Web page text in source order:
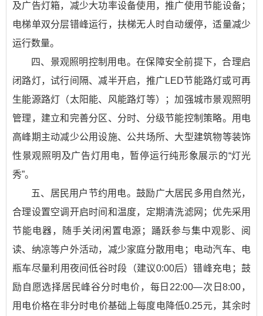
及广告灯箱，减少大功率设备使用，推广使用节能设备；
电梯单双分层错峰运行，扶梯无人时自动缓停，适量减少
运行数量。
四、景观照明控制用电。在保障安全前提下，合理启
闭路灯，试行间隔、减半开启，推广LED节能路灯或可再
生能源路灯（太阳能、风能路灯等）；加强城市景观照明
管理，建立和完善分区、分时、分级节能控制策略。用电
高峰期主动减少公用设施、公共场所、大型建筑物等装饰
性景观照明及广告灯用电，暂停运行纯形象展示的“灯光
秀”。
五、居民用户节约用电。鼓励广大居民多用自然光，
合理设置空调开启时间和温度，定期清洗滤网；优先采用
节能电器，随手关闭闲置电源；踊跃参与集中观影、阅
读、纳凉等户外活动，减少家庭分散用电；电动汽车、电
瓶车尽量利用夜间低谷时段（建议0:00后）错峰充电；鼓
励自愿选择居民峰谷分时电价，每日22:00—次日8:00，
用电价格在非分时电价基础上每度电降低0.25元，其余时